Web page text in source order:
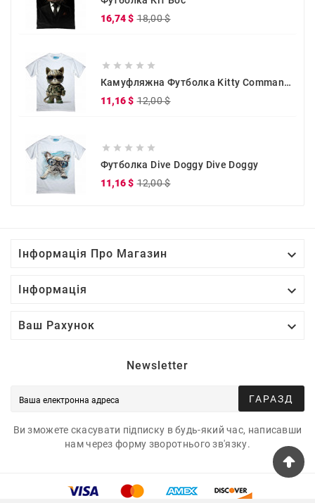
16,74 $ 18,00 $
    
Камуфляжна Футболка Kitty Commander
11,16 $ 12,00 $
    
Футболка Dive Doggy Dive Doggy
11,16 $ 12,00 $
Інформація Про Магазин 
Інформація 
Ваш Рахунок 
Newsletter
ГАРАЗД
Ви зможете скасувати підписку в будь-який час, написавши
нам через форму зворотнього зв'язку.